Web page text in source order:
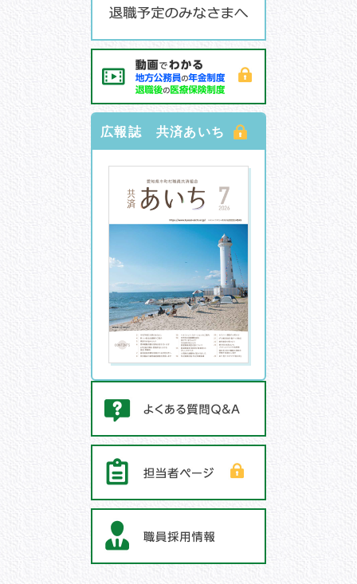
令和８年度予算について
ヘルシーファミリー倶楽部のご紹介 新着
『歯を守る 大人のオーラルケア』他。
[8/3] 話題のキーワード：大
腸がん
[8/3] 見上げる夜空がもっと
広報誌 共済あいち